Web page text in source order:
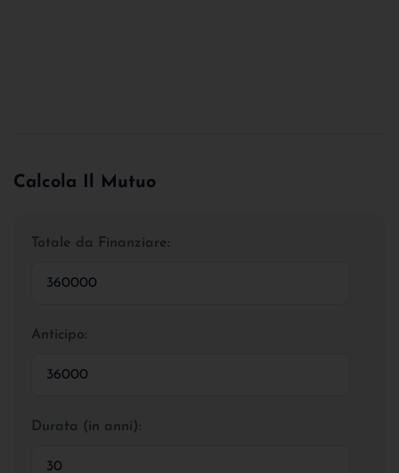
Calcola Il Mutuo
Totale da Finanziare:
Anticipo:
Durata (in anni):